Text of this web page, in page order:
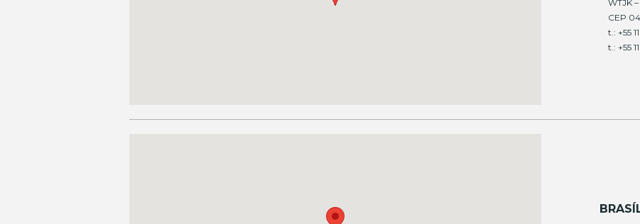
WTJK
CEP
t.: +55
t.: +55